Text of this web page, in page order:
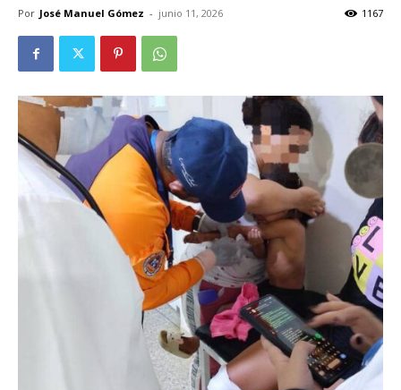
Por José Manuel Gómez - junio 11, 2026 1167